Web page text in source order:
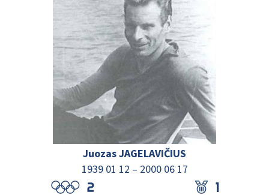
Juozas JAGELAVIČIUS
1939 01 12 – 2000 06 17